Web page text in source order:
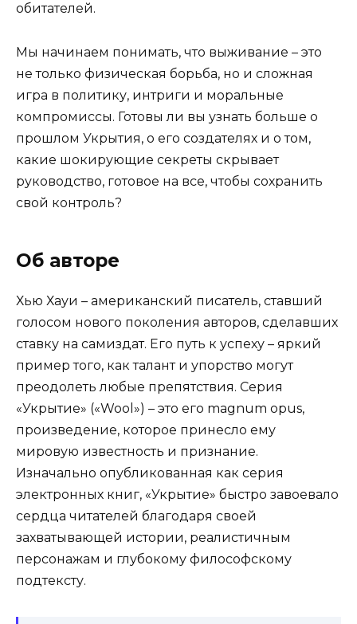
обитателей.
Мы начинаем понимать, что выживание – это
не только физическая борьба, но и сложная
игра в политику, интриги и моральные
компромиссы. Готовы ли вы узнать больше о
прошлом Укрытия, о его создателях и о том,
какие шокирующие секреты скрывает
руководство, готовое на все, чтобы сохранить
свой контроль?
Об авторе
Хью Хауи – американский писатель, ставший
голосом нового поколения авторов, сделавших
ставку на самиздат. Его путь к успеху – яркий
пример того, как талант и упорство могут
преодолеть любые препятствия. Серия
«Укрытие» («Wool») – это его magnum opus,
произведение, которое принесло ему
мировую известность и признание.
Изначально опубликованная как серия
электронных книг, «Укрытие» быстро завоевало
сердца читателей благодаря своей
захватывающей истории, реалистичным
персонажам и глубокому философскому
подтексту.